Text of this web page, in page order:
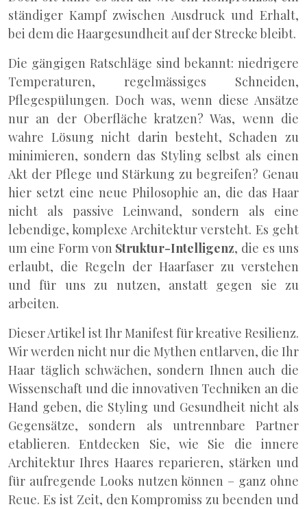
ständiger Kampf zwischen Ausdruck und Erhalt,
bei dem die Haargesundheit auf der Strecke bleibt.
Die gängigen Ratschläge sind bekannt: niedrigere
Temperaturen, regelmässiges Schneiden,
Pflegespülungen. Doch was, wenn diese Ansätze
nur an der Oberfläche kratzen? Was, wenn die
wahre Lösung nicht darin besteht, Schaden zu
minimieren, sondern das Styling selbst als einen
Akt der Pflege und Stärkung zu begreifen? Genau
hier setzt eine neue Philosophie an, die das Haar
nicht als passive Leinwand, sondern als eine
lebendige, komplexe Architektur versteht. Es geht
um eine Form von Struktur-Intelligenz, die es uns
erlaubt, die Regeln der Haarfaser zu verstehen
und für uns zu nutzen, anstatt gegen sie zu
arbeiten.
Dieser Artikel ist Ihr Manifest für kreative Resilienz.
Wir werden nicht nur die Mythen entlarven, die Ihr
Haar täglich schwächen, sondern Ihnen auch die
Wissenschaft und die innovativen Techniken an die
Hand geben, die Styling und Gesundheit nicht als
Gegensätze, sondern als untrennbare Partner
etablieren. Entdecken Sie, wie Sie die innere
Architektur Ihres Haares reparieren, stärken und
für aufregende Looks nutzen können – ganz ohne
Reue. Es ist Zeit, den Kompromiss zu beenden und